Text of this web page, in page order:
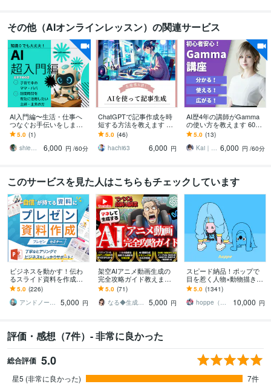
その他（AIオンラインレッスン）の関連サービス
AI入門編〜生活・仕事へ
つなぐお手伝いをします
♪AIの知識0で大丈夫！一
緒に楽しく学びましょう✨
5.0 (1)
shie＠sheeee1227
6,000 円 /60分
ChatGPTで記事作成を時
短する方法を教えます SE
O対策した記事を自動生成
するためプロンプト（命
令付き）
5.0 (46)
hachi63
6,000 円
AI歴4年の講師がGamma
の使い方を教えます 60分
で自分の資料を1本完成｜
LP・画像もその場で
5.0 (13)
Kai｜生成AI歴4年_開発から活用まで 6,000 円 /60分
このサービスを見た人はこちらもチェックしています
ビジネスを動かす！伝わ
るスライド資料を作成し
ます 営業資料・プレゼン
資料・企画書・セミナー
資料のパワポ作成
5.0 (226)
アンドノーツ｜スライドデザイナー
5,000 円
架空AIアニメ動画生成の
完全攻略ガイド教えます
【5大専用GPTs】Youtube
でバズるアニメ動画で収
益化
5.0 (71)
なる◆生成AI活用サポート
5,000 円
スピード納品！ポップで
目を惹く人物×動物描きま
す 挿絵・動画・グッズな
ど鮮やかな配色で個性を
出したい方へ
5.0 (1341)
hoppe（ほっぺ）
10,000 円
評価・感想（7件）- 非常に良かった
総合評価 5.0
星5 (非常に良かった)
7件